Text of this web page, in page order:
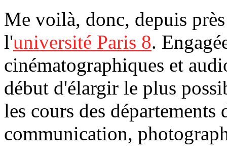
Me voilà, donc, depuis
l'université Paris 8.
cinématographiques et
début d'élargir le plus
les cours des
communication,